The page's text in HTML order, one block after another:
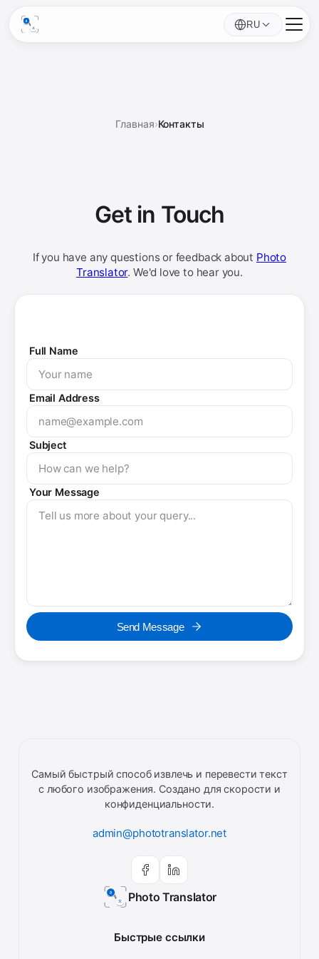
RU
Главная›Контакты
Get in Touch
If you have any questions or feedback about Photo
Translator. We'd love to hear you.
Full Name
Email Address
Subject
Your Message
Send Message
Photo Translator
Самый быстрый способ извлечь и перевести текст
с любого изображения. Создано для скорости и
конфиденциальности.
admin@phototranslator.net
Быстрые ссылки